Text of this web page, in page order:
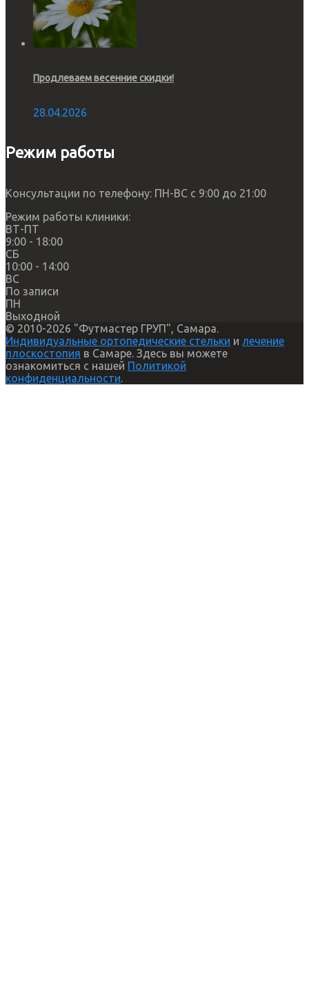
Продлеваем весенние скидки!
28.04.2026
Режим работы
Консультации по телефону: ПН-ВС с 9:00 до 21:00
Режим работы клиники:
ВТ-ПТ
9:00 - 18:00
СБ
10:00 - 14:00
ВС
По записи
ПН
Выходной
© 2010-2026 "Футмастер ГРУП", Самара.
Индивидуальные ортопедические стельки и лечение
плоскостопия в Самаре. Здесь вы можете
ознакомиться с нашей Политикой
конфиденциальности.